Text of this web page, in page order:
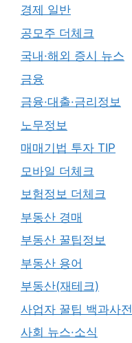
경제 일반
공모주 더체크
국내·해외 증시 뉴스
금융
금융·대출·금리정보
노무정보
매매기법 투자 TIP
모바일 더체크
보험정보 더체크
부동산 경매
부동산 꿀팁정보
부동산 용어
부동산(재테크)
사업자 꿀팁 백과사전
사회 뉴스·소식